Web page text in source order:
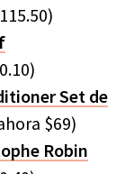
Set de
$69)
Robin